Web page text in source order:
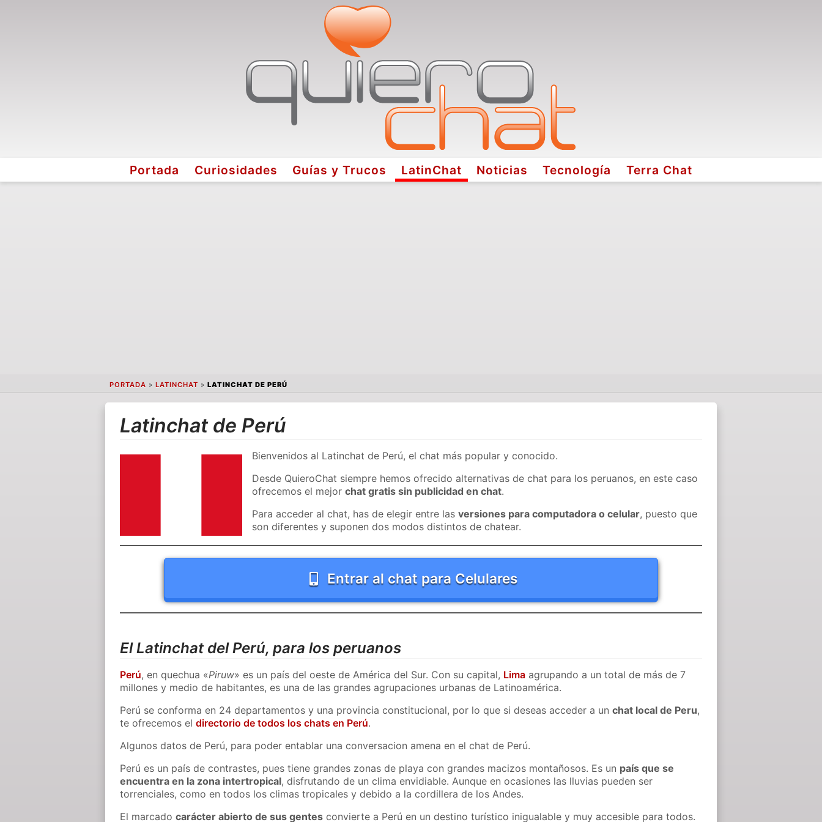
Portada Curiosidades Guías y Trucos LatinChat Noticias Tecnología Terra Chat
PORTADA » LATINCHAT » LATINCHAT DE PERÚ
Latinchat de Perú
Bienvenidos al Latinchat de Perú, el chat más popular y conocido.
Desde QuieroChat siempre hemos ofrecido alternativas de chat para los peruanos, en este caso
ofrecemos el mejorchat gratis sin publicidad en chat.
Para acceder al chat, has de elegir entre lasversiones para computadora o celular, puesto que
son diferentes y suponen dos modos distintos de chatear.
Entrar al chat para Celulares
El Latinchat del Perú, para los peruanos
Perú, en quechua «Piruw» es un país del oeste de América del Sur. Con su capital, Lima agrupando a un total de más de 7
millones y medio de habitantes, es una de las grandes agrupaciones urbanas de Latinoamérica.
Perú se conforma en 24 departamentos y una provincia constitucional, por lo que si deseas acceder a unchat local de Peru,
te ofrecemos eldirectorio de todos los chats en Perú.
Algunos datos de Perú, para poder entablar una conversacion amena en el chat de Perú.
Perú es un país de contrastes, pues tiene grandes zonas de playa con grandes macizos montañosos. Es un país que se
encuentra en la zona intertropical, disfrutando de un clima envidiable. Aunque en ocasiones las lluvias pueden ser
torrenciales, como en todos los climas tropicales y debido a la cordillera de los Andes.
El marcadocarácter abierto de sus gentes convierte a Perú en un destino turístico inigualable y muy accesible para todos.